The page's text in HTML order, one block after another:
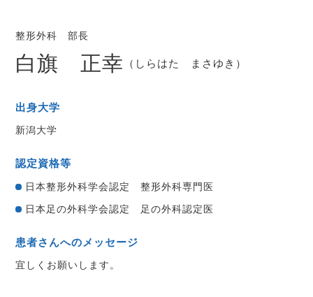
整形外科 部長
白旗 正幸 （しらはた まさゆき）
出身大学
新潟大学
認定資格等
日本整形外科学会認定 整形外科専門医
日本足の外科学会認定 足の外科認定医
患者さんへのメッセージ
宜しくお願いします。